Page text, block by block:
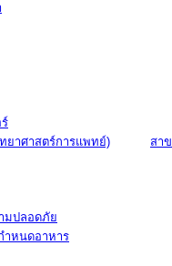
ยาศาสตร์การแพทย์)
สา
มปลอดภัย
ำหนดอาหาร